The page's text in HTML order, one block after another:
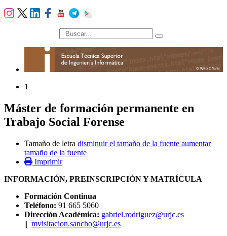
búsqueda
1
Máster de formación permanente en
Trabajo Social Forense
Tamaño de letra disminuir el tamaño de la fuente aumentar
tamaño de la fuente
Imprimir
INFORMACIÓN, PREINSCRIPCIÓN Y MATRÍCULA
Formación Continua
Teléfono: 91 665 5060
Dirección Académica: gabriel.rodriguez@urjc.es
|| mvisitacion.sancho@urjc.es